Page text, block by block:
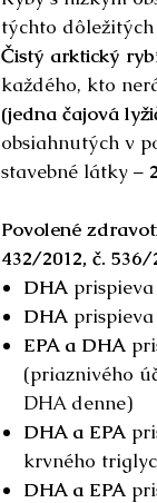
týchto
Čistý arktický
každého, kto
(jedna čajová
obsiahnutých v
stavebné látky –
Povolené
432/2012, č.
DHA
DHA
EPA a DHA
(priaznivého
DHA denne)
DHA a EPA
krvného
DHA a EPA